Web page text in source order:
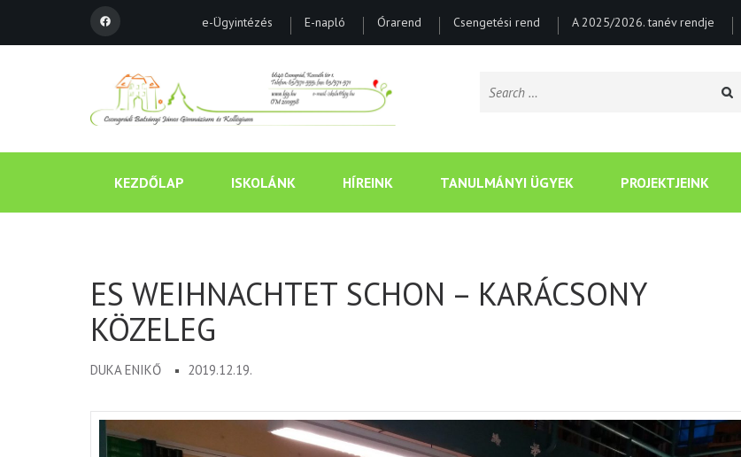
e-Ügyintézés E-napló Órarend Csengetési rend A 2025/2026. tanév rendje
Search
KEZDŐLAP ISKOLÁNK HÍREINK TANULMÁNYI ÜGYEK PROJEKTJEINK
ES WEIHNACHTET SCHON – KARÁCSONY
KÖZELEG
DUKA ENIKŐ 2019.12.19.